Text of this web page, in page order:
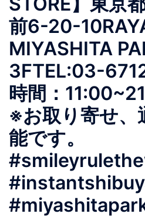
前6-20-
MIYASHITA
3FTEL:03-
時間：
※お取り寄せ、
能です。